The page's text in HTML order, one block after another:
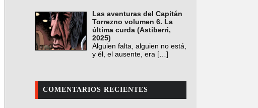
Las aventuras del Capitán
Torrezno volumen 6. La
última curda (Astiberri,
2025)
Alguien falta, alguien no está,
y él, el ausente, era […]
COMENTARIOS RECIENTES